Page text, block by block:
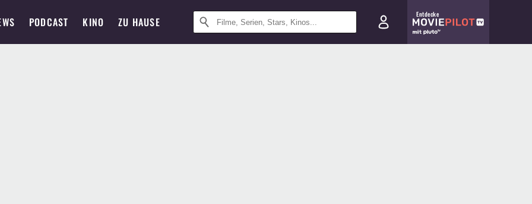
PODCAST KINO ZU HAUSE
Entdecke